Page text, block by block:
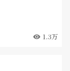
1.3万